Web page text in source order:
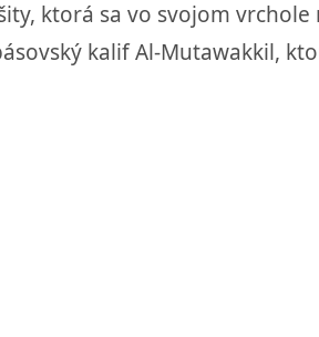
ktorá sa vo svojom
kalif Al-Mutawakkil,